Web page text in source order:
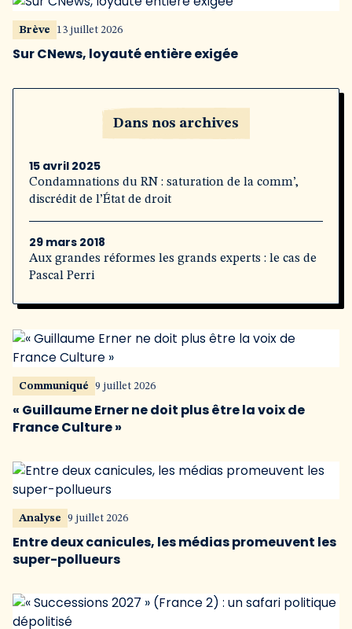
Brève 13 juillet 2026
Sur CNews, loyauté entière exigée
Dans nos archives
15 avril 2025
Condamnations du RN : saturation de la comm’,
discrédit de l’État de droit
29 mars 2018
Aux grandes réformes les grands experts : le cas de
Pascal Perri
Communiqué 9 juillet 2026
« Guillaume Erner ne doit plus être la voix de
France Culture »
Analyse 9 juillet 2026
Entre deux canicules, les médias promeuvent les
super-pollueurs